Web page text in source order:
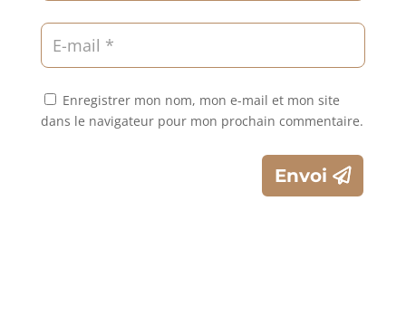
Enregistrer mon nom, mon e-mail et mon site
dans le navigateur pour mon prochain commentaire.
Envoi